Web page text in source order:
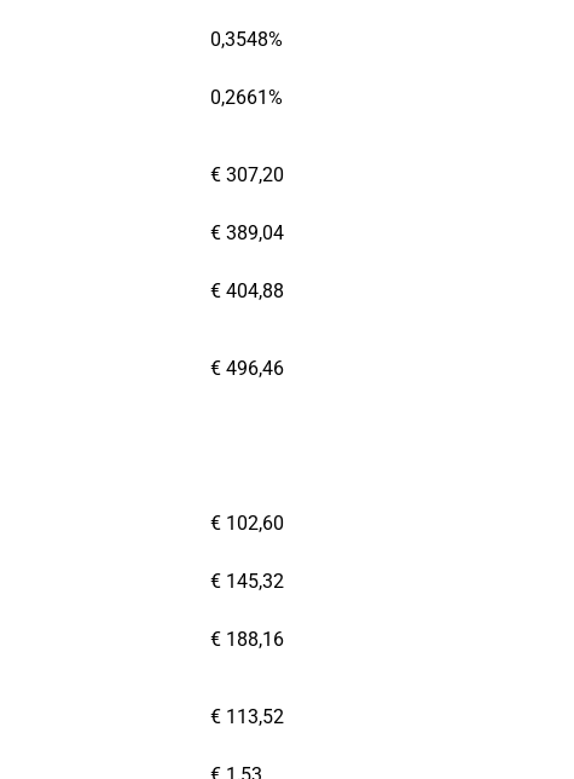
0,3548%
0,2661%
€ 307,20
€ 389,04
€ 404,88
€ 496,46
€ 102,60
€ 145,32
€ 188,16
€ 113,52